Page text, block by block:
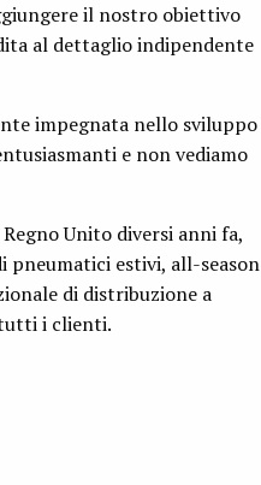
il nostro obiettivo
al dettaglio indipendente
impegnata nello sviluppo
e non vediamo
Unito diversi anni fa,
pneumatici estivi, all-season
di distribuzione a
tutti i clienti.